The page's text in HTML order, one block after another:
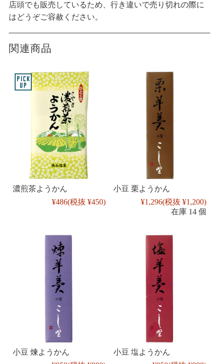
店頭でも販売しているため、行き違いで売り切れの際に
はどうぞご容赦ください。
関連商品
濃煎茶ようかん
¥486(税抜 ¥450)
小豆 栗ようかん
¥1,296(税抜 ¥1,200)
在庫 14 個
小豆 煉ようかん
小豆 塩ようかん